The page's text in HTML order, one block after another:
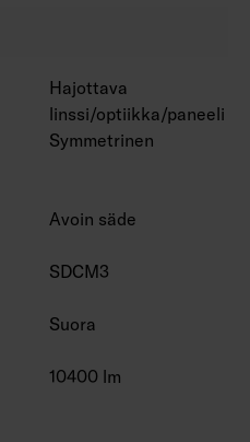
Hajottava
linssi/optiikka/paneeli
Symmetrinen
Avoin säde
SDCM3
Suora
10400 lm